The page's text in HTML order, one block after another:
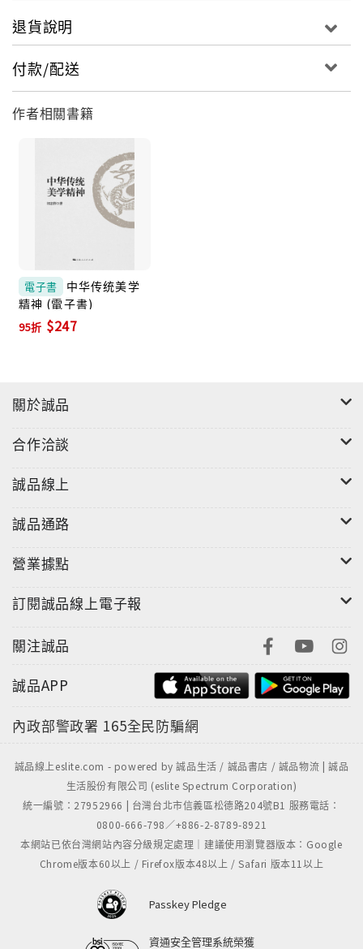
胡風的精神重於一切、馬寅初「新人口論」，從巴人到
錢谷融「文學是人學」、遇羅克黑暗中的人權宣言、顧
准「用鮮血做墨水的筆桿子」。在禁錮時代的中國人學
留下了不致讓人汗顏的寶貴座標！
「主觀為自己，客觀為他人」、李澤厚「哲學的主題是
命運」、劉再復人性二重組合原理、劉曉波對感性與個
性的極度強調、王元化獨立思想，自由精神、李慎之呼
喚民主與自由、何清漣為經濟學引回人類關懷、錢理群
由思想提供土壤，成為自由空氣和獨立精神的表徵。
分析「個體精神獨立」和民主自由的主題：劉達臨對中
國當代性文化研究、潘綏銘性學研究與啟蒙、李銀河性
思潮。
退貨說明
付款/配送
作者相關書籍
電子書
中华传统美学
精神 (電子書)
95折 $247
關於誠品
合作洽談
誠品線上
誠品通路
營業據點
訂閱誠品線上電子報
關注誠品
誠品APP
內政部警政署 165全民防騙網
誠品線上eslite.com - powered by 誠品生活 / 誠品書店 / 誠品物流 | 誠品
生活股份有限公司 (eslite Spectrum Corporation)
統一編號：27952966 | 台灣台北市信義區松德路204號B1 服務電話：
0800-666-798／+886-2-8789-8921
本網站已依台灣網站內容分級規定處理｜建議使用瀏覽器版本：Google
Chrome版本60以上 / Firefox版本48以上 / Safari 版本11以上
Passkey Pledge
資通安全管理系統榮獲